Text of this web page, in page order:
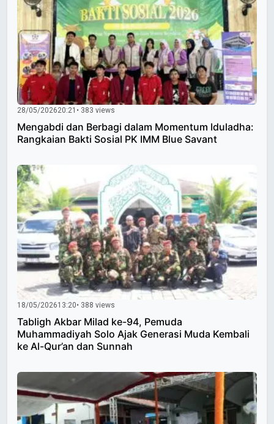
28/05/202620:21 • 383 views
Mengabdi dan Berbagi dalam Momentum Iduladha:
Rangkaian Bakti Sosial PK IMM Blue Savant
18/05/202613:20• 388 views
Tabligh Akbar Milad ke-94, Pemuda
Muhammadiyah Solo Ajak Generasi Muda Kembali
ke Al-Qur’an dan Sunnah